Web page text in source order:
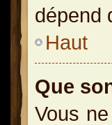
dépend
Haut
Que
Vous